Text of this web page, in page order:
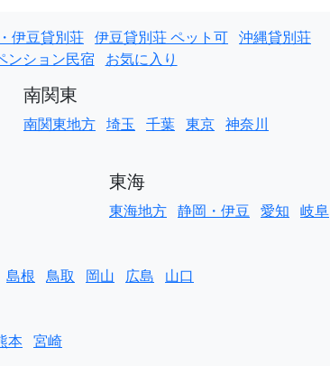
伊豆貸別荘 伊豆貸別荘 ペット可 沖縄貸別荘
ンション民宿 お気に入り
南関東
南関東地方 埼玉 千葉 東京 神奈川
東海
東海地方 静岡・伊豆 愛知 岐阜
島根 鳥取 岡山 広島 山口
本 宮崎